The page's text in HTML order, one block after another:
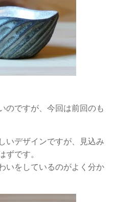
のですが、今回は前回のも
いデザインですが、見込み
ずです。
いをしているのがよく分か